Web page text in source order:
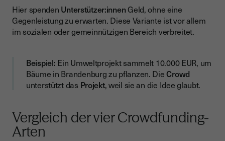
Hier spenden Unterstützer:innenGeld, ohne eine
Gegenleistung zu erwarten. Diese Variante ist vor allem
im sozialen oder gemeinnützigen Bereich verbreitet.
Beispiel: Ein Umweltprojekt sammelt 10.000 EUR, um
Bäume in Brandenburg zu pflanzen. DieCrowd
unterstützt das Projekt, weil sie an die Idee glaubt.
Vergleich der vier Crowdfunding-
Arten